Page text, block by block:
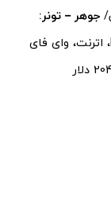
جوهر – تونر:
802.11 b/g/n، اترنت، وای فای